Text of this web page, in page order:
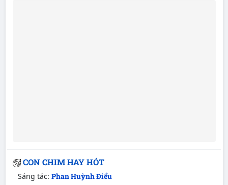
CON CHIM HAY HÓT
Sáng tác: Phan Huỳnh Điểu